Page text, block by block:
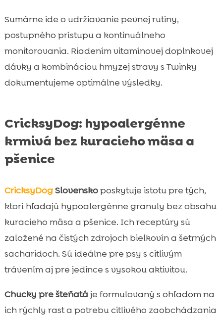
Sumárne ide o udržiavanie pevnej rutiny,
postupného prístupu a kontinuálneho
monitorovania. Riadením vitamínovej doplnkovej
dávky a kombináciou hmyzej stravy s Twinky
dokumentujeme optimálne výsledky.
CricksyDog: hypoalergénne
krmivá bez kuracieho mäsa a
pšenice
CricksyDogSlovenskoposkytuje istotu pre tých,
ktorí hľadajú hypoalergénne granuly bez obsahu
kuracieho mäsa a pšenice. Ich receptúry sú
založené na čistých zdrojoch bielkovín a šetrných
sacharidoch. Sú ideálne pre psy s citlivým
trávením aj pre jedince s vysokou aktivitou.
Chucky pre šteňatá je formulovaný s ohľadom na
ich rýchly rast a potrebu citlivého zaobchádzania